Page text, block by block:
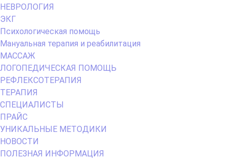
НЕВРОЛОГИЯ
ЭКГ
Психологическая помощь
Мануальная терапия и реабилитация
МАССАЖ
ЛОГОПЕДИЧЕСКАЯ ПОМОЩЬ
РЕФЛЕКСОТЕРАПИЯ
ТЕРАПИЯ
СПЕЦИАЛИСТЫ
ПРАЙС
УНИКАЛЬНЫЕ МЕТОДИКИ
НОВОСТИ
ПОЛЕЗНАЯ ИНФОРМАЦИЯ